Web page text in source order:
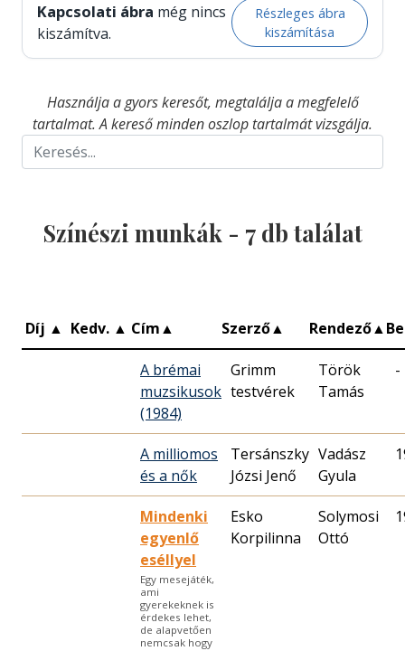
Kapcsolati ábra még nincs
kiszámítva.
Részleges ábra
kiszámítása
Használja a gyors keresőt, megtalálja a megfelelő
tartalmat. A kereső minden oszlop tartalmát vizsgálja.
Színészi munkák - 7db találat
Díj ▲ Kedv. ▲ Cím▲ Szerző▲ Rendező▲
A brémai
muzsikusok
(1984)
Grimm
testvérek
Török
Tamás
-
A milliomos
és a nők
Tersánszky
Józsi Jenő
Vadász
Gyula
Mindenki
egyenlő
eséllyel
Egy mesejáték,
ami
gyerekeknek is
érdekes lehet,
de alapvetően
nemcsak hogy
Esko
Korpilinna
Solymosi
Ottó